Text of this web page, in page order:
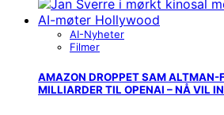
AI-Nyheter
Filmer
AMAZON DROPPET SAM ALTMAN-
MILLIARDER TIL OPENAI – NÅ VIL